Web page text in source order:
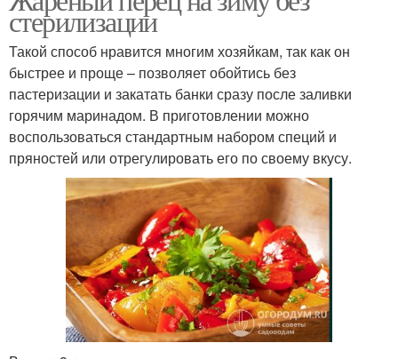
стерилизации
Такой способ нравится многим хозяйкам, так как он
быстрее и проще – позволяет обойтись без
пастеризации и закатать банки сразу после заливки
горячим маринадом. В приготовлении можно
воспользоваться стандартным набором специй и
пряностей или отрегулировать его по своему вкусу.